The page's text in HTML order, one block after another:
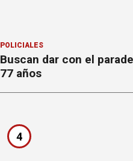
POLICIALES
Buscan dar con el
77 años
4